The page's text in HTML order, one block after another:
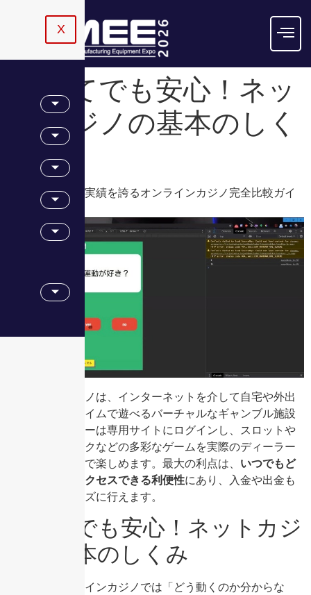
X
初めてでも安心！ネッ
トカジノの基本のしく
み
最高峰の信頼と実績を誇るオンラインカジノ完全比較ガイ
オンラインカジノは、インターネットを介して自宅や外出
先からリアルタイムで遊べるバーチャルなギャンブル施設
です。プレイヤーは専用サイトにログインし、スロットや
ブラックジャックなどの多彩なゲームを実際のディーラー
と対戦する形式で楽しめます。最大の利点は、 いつでもど
こでも瞬時にアクセスできる利便性にあり、入金や出金も
電子的にスムーズに行えます。
初めてでも安心！ネットカジ
ノの基本のしくみ
初めてのオンラインカジノでは「どう動くのか分からな